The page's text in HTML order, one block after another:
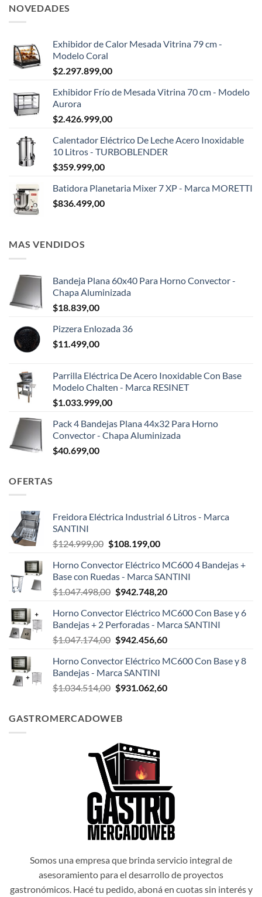
NOVEDADES
Exhibidor de Calor Mesada Vitrina 79 cm -
Modelo Coral
$2.297.899,00
Exhibidor Frío de Mesada Vitrina 70 cm - Modelo
Aurora
$2.426.999,00
Calentador Eléctrico De Leche Acero Inoxidable
10 Litros - TURBOBLENDER
$359.999,00
Batidora Planetaria Mixer 7 XP - Marca MORETTI
$836.499,00
MAS VENDIDOS
Bandeja Plana 60x40 Para Horno Convector -
Chapa Aluminizada
$18.839,00
Pizzera Enlozada 36
$11.499,00
Parrilla Eléctrica De Acero Inoxidable Con Base
Modelo Chalten - Marca RESINET
$1.033.999,00
Pack 4 Bandejas Plana 44x32 Para Horno
Convector - Chapa Aluminizada
$40.699,00
OFERTAS
Freidora Eléctrica Industrial 6 Litros - Marca
SANTINI
$124.999,00 El
original
era:
$124.999,00.
$108.199,00El
actual
es:
$108.199,00.
Horno Convector Eléctrico MC600 4 Bandejas +
Base con Ruedas - Marca SANTINI
$1.047.498,00 El
original
era:
$1.047.498,00.
$942.748,20El
actual
es:
$942.748,20.
Horno Convector Eléctrico MC600 Con Base y 6
Bandejas + 2 Perforadas - Marca SANTINI
$1.047.174,00 El
original
era:
$1.047.174,00.
$942.456,60El
actual
$942.456,60.
Horno Convector Eléctrico MC600 Con Base y 8
Bandejas - Marca SANTINI
$1.034.514,00 El
era:
$931.062,60El
GASTROMERCADOWEB
Somos una empresa que brinda servicio integral de
asesoramiento para el desarrollo de proyectos
gastronómicos. Hacé tu pedido, aboná en cuotas sin interés y